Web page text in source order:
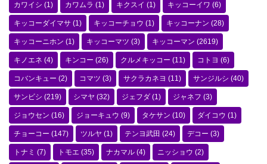
カワイシ (1) カワムラ (1) キクスイ (1) キッコーイワ (6)
キッコーダイマサ (1) キッコーチョウ (1) キッコーナン (28)
キッコーニホン (1) キッコーマツ (3) キッコーマン (2619)
キノエネ (4) キンコー (26) クルメキッコー (11) コトヨ (6)
コバンキュー (2) コマツ (3) サクラカネヨ (11) サンジルシ (40)
サンビシ (219) シマヤ (32) ジェフダ (1) ジャネフ (3)
ジョウセン (16) ジョーキュウ (9) タケサン (10) ダイコウ (1)
チョーコー (147) ツルヤ (1) テンヨ武田 (24) デコー (3)
トナミ (7) トモエ (35) ナカマル (4) ニッショウ (2)